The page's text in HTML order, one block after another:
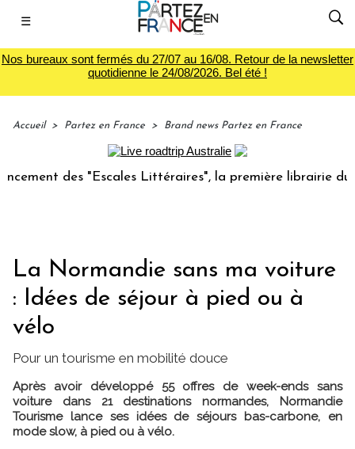
☰
Nos bureaux sont fermés du 27/07 au 16/08. Retour de la newsletter
quotidienne le 24/08/2026. Bel été !
Accueil > Partez en France > Brand news Partez en France
des "Escales Littéraires", la première librairie du voyage
La Normandie sans ma voiture
: Idées de séjour à pied ou à
vélo
Pour un tourisme en mobilité douce
Après avoir développé 55 offres de week-ends sans
voiture dans 21 destinations normandes, Normandie
Tourisme lance ses idées de séjours bas-carbone, en
mode slow, à pied ou à vélo.